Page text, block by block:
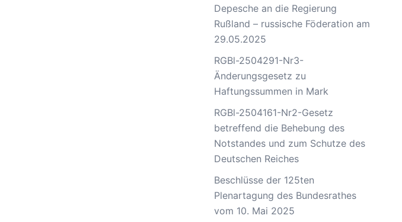
Depesche an die Regierung
Rußland – russische Föderation am
29.05.2025
RGBl-2504291-Nr3-
Änderungsgesetz zu
Haftungssummen in Mark
RGBl-2504161-Nr2-Gesetz
betreffend die Behebung des
Notstandes und zum Schutze des
Deutschen Reiches
Beschlüsse der 125ten
Plenartagung des Bundesrathes
vom 10. Mai 2025